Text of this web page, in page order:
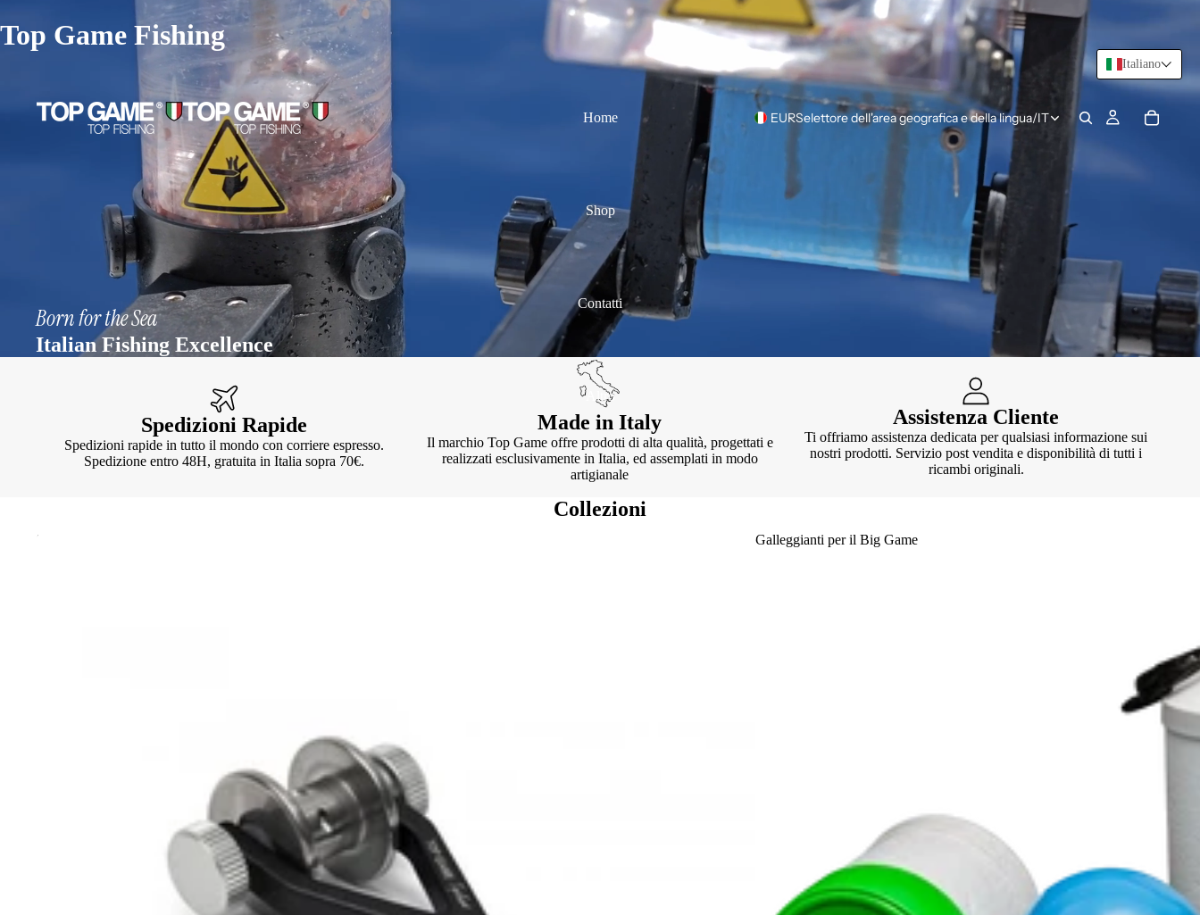
Top Game Fishing
Home
Shop
Contatti
Altro
EURSelettore dell'area geografica e della lingua/IT
Born for the Sea
Italian Fishing Excellence
Spedizioni Rapide
Spedizioni rapide in tutto il mondo con corriere espresso.
Spedizione entro 48H, gratuita in Italia sopra 70€.
Made in Italy
Il marchio Top Game offre prodotti di alta qualità, progettati e
realizzati esclusivamente in Italia, ed assemplati in modo
artigianale
Assistenza Cliente
Ti offriamo assistenza dedicata per qualsiasi informazione sui
nostri prodotti. Servizio post vendita e disponibilità di tutti i
ricambi originali.
Collezioni
Knotter Galleggianti per il Big Game
Italiano